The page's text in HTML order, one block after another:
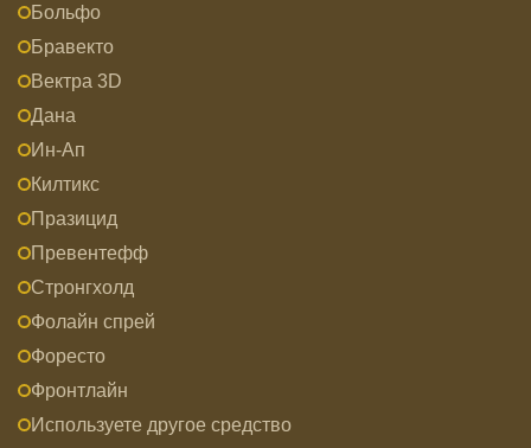
Больфо
Бравекто
Вектра 3D
Дана
Ин-Ап
Килтикс
Празицид
Превентефф
Стронгхолд
Фолайн спрей
Форесто
Фронтлайн
Используете другое средство